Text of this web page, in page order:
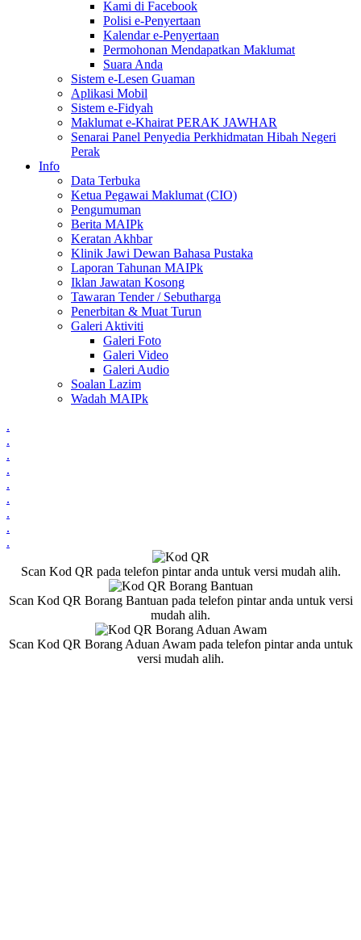
Kami di Facebook
Polisi e-Penyertaan
Kalendar e-Penyertaan
Permohonan Mendapatkan Maklumat
Suara Anda
Sistem e-Lesen Guaman
Aplikasi Mobil
Sistem e-Fidyah
Maklumat e-Khairat PERAK JAWHAR
Senarai Panel Penyedia Perkhidmatan Hibah Negeri
Perak
Info
Data Terbuka
Ketua Pegawai Maklumat (CIO)
Pengumuman
Berita MAIPk
Keratan Akhbar
Klinik Jawi Dewan Bahasa Pustaka
Laporan Tahunan MAIPk
Iklan Jawatan Kosong
Tawaran Tender / Sebutharga
Penerbitan & Muat Turun
Galeri Aktiviti
Galeri Foto
Galeri Video
Galeri Audio
Soalan Lazim
Wadah MAIPk
.
.
.
.
.
.
.
.
.
Scan Kod QR pada telefon pintar anda untuk versi mudah alih.
Scan Kod QR Borang Bantuan pada telefon pintar anda untuk versi
mudah alih.
Scan Kod QR Borang Aduan Awam pada telefon pintar anda untuk
versi mudah alih.